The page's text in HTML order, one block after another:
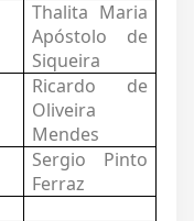
Thalita Maria
Apóstolo de
Siqueira
Ricardo de
Oliveira
Mendes
Sergio Pinto
Ferraz